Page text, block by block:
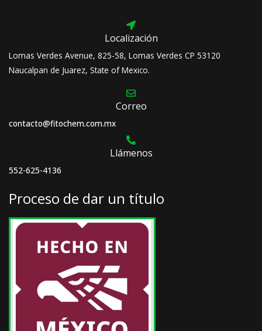
Localización
Lomas Verdes Avenue, 825-58, Lomas Verdes CP 53120
Naucalpan de Juarez, State of Mexico.
Correo
contacto@fitochem.com.mx
Llámenos
552-625-4136
Proceso de dar un título